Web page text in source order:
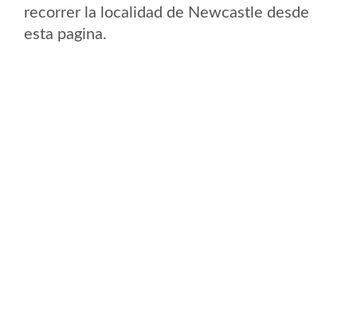
recorrer la localidad de Newcastle desde
esta pagina.